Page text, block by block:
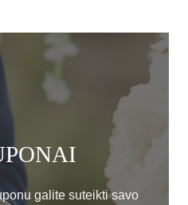
galite suteikti savo